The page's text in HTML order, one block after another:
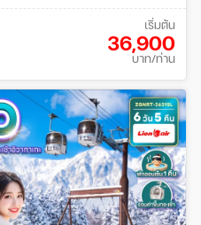
เริ่มต้น
36,900
บาท/ท่าน